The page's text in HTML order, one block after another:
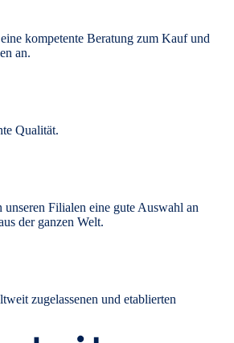
kompetente Beratung zum Kauf und
an.
Qualität.
Filialen eine gute Auswahl an
der ganzen Welt.
zugelassenen und etablierten